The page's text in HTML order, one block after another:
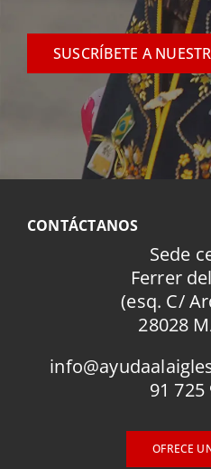
SUSCRÍBETE A
CONTÁCTANOS
Sede
Ferrer
(esq. C/
28028
91 725
OFRECE